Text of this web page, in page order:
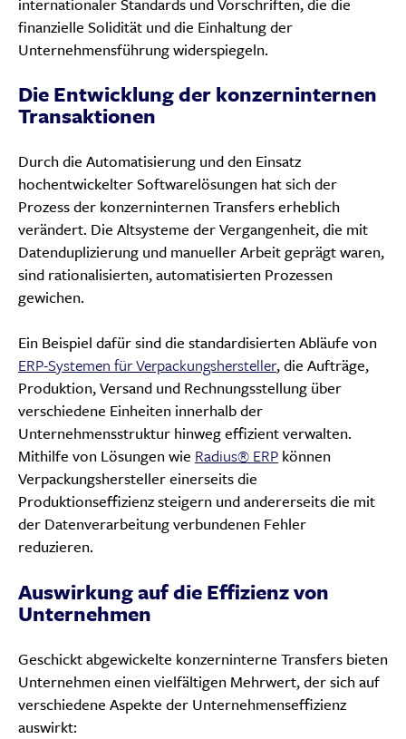
finanzielle Solidität und die Einhaltung der
Unternehmensführung widerspiegeln.
Die Entwicklung der konzerninternen
Transaktionen
Durch die Automatisierung und den Einsatz
hochentwickelter Softwarelösungen hat sich der
Prozess der konzerninternen Transfers erheblich
verändert. Die Altsysteme der Vergangenheit, die mit
Datenduplizierung und manueller Arbeit geprägt waren,
sind rationalisierten, automatisierten Prozessen
gewichen.
Ein Beispiel dafür sind die standardisierten Abläufe von
ERP-Systemen für Verpackungshersteller, die Aufträge,
Produktion, Versand und Rechnungsstellung über
verschiedene Einheiten innerhalb der
Unternehmensstruktur hinweg effizient verwalten.
Mithilfe von Lösungen wie Radius® ERP können
Verpackungshersteller einerseits die
Produktionseffizienz steigern und andererseits die mit
der Datenverarbeitung verbundenen Fehler
reduzieren.
Auswirkung auf die Effizienz von
Unternehmen
Geschickt abgewickelte konzerninterne Transfers bieten
Unternehmen einen vielfältigen Mehrwert, der sich auf
verschiedene Aspekte der Unternehmenseffizienz
auswirkt: